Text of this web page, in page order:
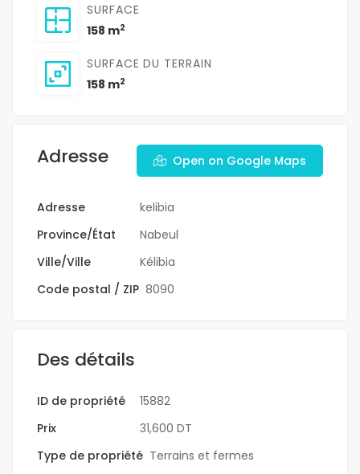
SURFACE
158 m2
SURFACE DU TERRAIN
158 m2
Adresse Open on Google Maps
Adresse
kelibia
Province/État
Nabeul
Ville/Ville
Kélibia
Code postal / ZIP 8090
Des détails
ID de propriété
15882
Prix
31,600 DT
Type de propriété Terrains et fermes